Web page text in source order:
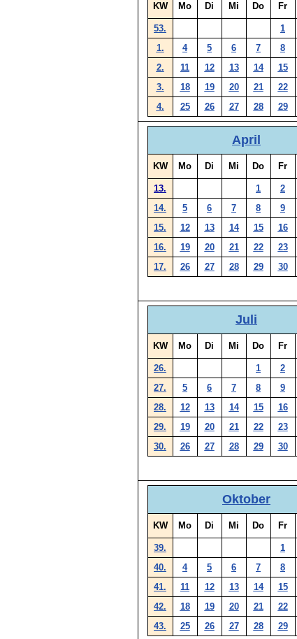
KW Mo Di Mi Do Fr
53. 1
1.
4 5 6 7 8
2.
11 12 13 14 15
3.
18 19 20 21 22
4.
25 26 27 28 29
April
KW Mo Di Mi Do Fr
13. 1 2
14.
5 6 7 8 9
15.
12 13 14 15 16
16.
19 20 21 22 23
17.
26 27 28 29 30
Juli
KW Mo Di Mi Do Fr
26. 1 2
27.
5 6 7 8 9
28.
12 13 14 15 16
29.
19 20 21 22 23
30.
26 27 28 29 30
Oktober
KW Mo Di Mi Do Fr
39. 1
40.
4 5 6 7 8
41.
11 12 13 14 15
42.
18 19 20 21 22
43.
25 26 27 28 29